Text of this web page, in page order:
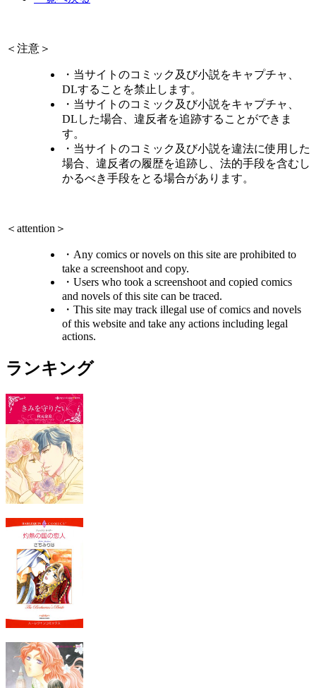
＜注意＞
・当サイトのコミック及び小説をキャプチャ、
DLすることを禁止します。
・当サイトのコミック及び小説をキャプチャ、
DLした場合、違反者を追跡することができま
す。
・当サイトのコミック及び小説を違法に使用した
場合、違反者の履歴を追跡し、法的手段を含むし
かるべき手段をとる場合があります。
＜attention＞
・Any comics or novels on this site are prohibited to
take a screenshoot and copy.
・Users who took a screenshoot and copied comics
and novels of this site can be traced.
・This site may track illegal use of comics and novels
of this website and take any actions including legal
actions.
ランキング